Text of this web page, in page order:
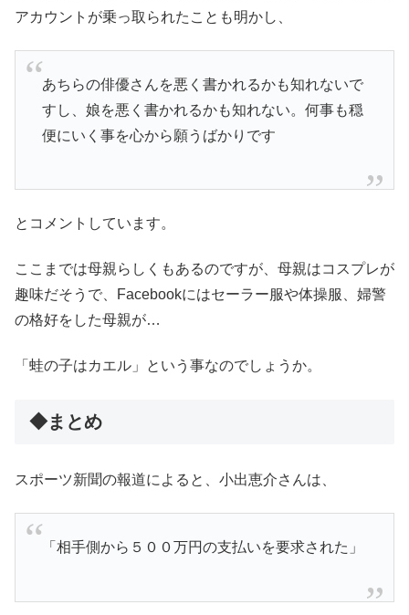
アカウントが乗っ取られたことも明かし、
あちらの俳優さんを悪く書かれるかも知れないで
すし、娘を悪く書かれるかも知れない。何事も穏
便にいく事を心から願うばかりです
とコメントしています。
ここまでは母親らしくもあるのですが、母親はコスプレが
趣味だそうで、Facebookにはセーラー服や体操服、婦警
の格好をした母親が…
「蛙の子はカエル」という事なのでしょうか。
◆まとめ
スポーツ新聞の報道によると、小出恵介さんは、
「相手側から５００万円の支払いを要求された」